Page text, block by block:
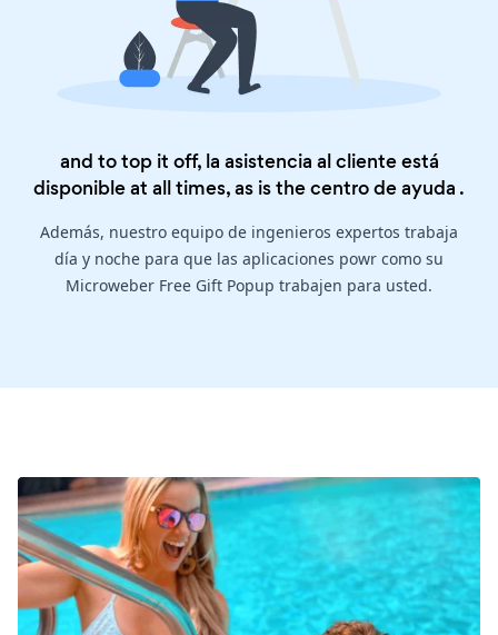
and to top it off, la asistencia al cliente está
disponible at all times, as is thecentro de ayuda .
Además, nuestro equipo de ingenieros expertos trabaja
día y noche para que las aplicaciones powr como su
Microweber Free Gift Popup trabajen para usted.